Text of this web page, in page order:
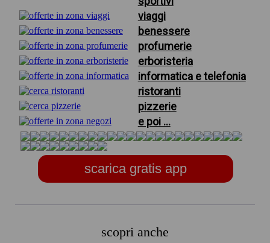
viaggi
benessere
profumerie
erboristeria
informatica e telefonia
ristoranti
pizzerie
e poi ...
scarica gratis app
scopri anche